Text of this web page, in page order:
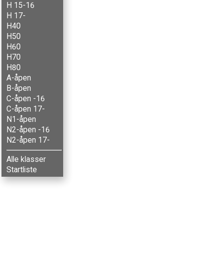
H 15-16
H 17-
H40
H50
H60
H70
H80
A-åpen
B-åpen
C-åpen -16
C-åpen 17-
N1-åpen
N2-åpen -16
N2-åpen 17-
Alle klasser
Startliste